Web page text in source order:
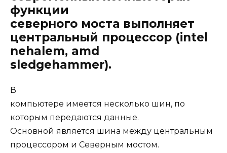
функции
северного моста выполняет
центральный процессор (intel
nehalem, amd
sledgehammer).
В
компьютере имеется несколько шин, по
которым передаются данные.
Основной является шина между центральным
процессором и Северным мостом.